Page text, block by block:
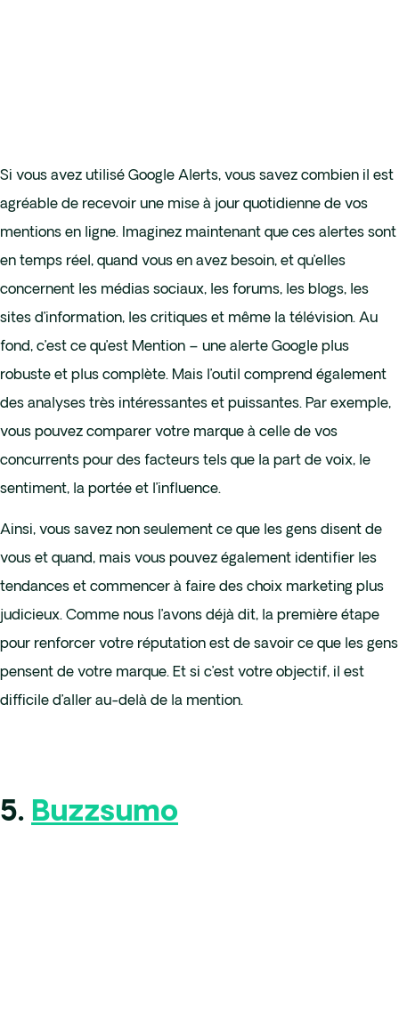
Si vous avez utilisé Google Alerts, vous savez combien il est
agréable de recevoir une mise à jour quotidienne de vos
mentions en ligne. Imaginez maintenant que ces alertes sont
en temps réel, quand vous en avez besoin, et qu’elles
concernent les médias sociaux, les forums, les blogs, les
sites d’information, les critiques et même la télévision. Au
fond, c’est ce qu’est Mention – une alerte Google plus
robuste et plus complète. Mais l’outil comprend également
des analyses très intéressantes et puissantes. Par exemple,
vous pouvez comparer votre marque à celle de vos
concurrents pour des facteurs tels que la part de voix, le
sentiment, la portée et l’influence.
Ainsi, vous savez non seulement ce que les gens disent de
vous et quand, mais vous pouvez également identifier les
tendances et commencer à faire des choix marketing plus
judicieux. Comme nous l’avons déjà dit, la première étape
pour renforcer votre réputation est de savoir ce que les gens
pensent de votre marque. Et si c’est votre objectif, il est
difficile d’aller au-delà de la mention.
5. Buzzsumo